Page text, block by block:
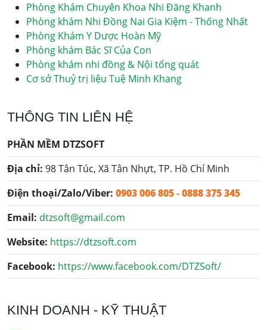
Phòng Khám Chuyên Khoa Nhi Đăng Khanh
Phòng khám Nhi Đồng Nai Gia Kiệm - Thống Nhất
Phòng Khám Y Dược Hoàn Mỹ
Phòng khám Bác Sĩ Của Con
Phòng khám nhi đồng & Nội tổng quát
Cơ sở Thuỷ trị liệu Tuệ Minh Khang
THÔNG TIN LIÊN HỆ
PHẦN MỀM DTZSOFT
Địa chỉ: 98 Tân Túc, Xã Tân Nhựt, TP. Hồ Chí Minh
Điện thoại/Zalo/Viber: 0903 006 805-0888 375 345
Email: dtzsoft@gmail.com
Website: https://dtzsoft.com
Facebook: https://www.facebook.com/DTZSoft/
KINH DOANH - KỸ THUẬT